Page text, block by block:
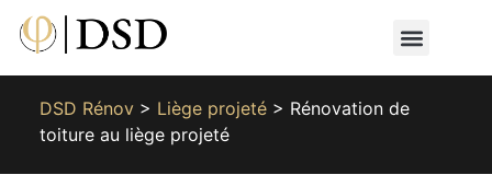
DSD Rénov> Liège projeté> Rénovation de
toiture au liège projeté